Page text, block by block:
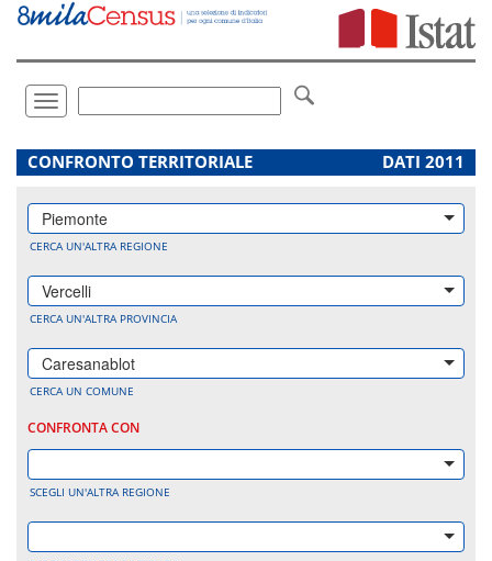
Vai
direttamente
Toggle
navigation
.
CONFRONTO TERRITORIALE DATI 2011
Piemonte
CERCA UN'ALTRA REGIONE
Vercelli
CERCA UN'ALTRA PROVINCIA
Caresanablot
CERCA UN COMUNE
CONFRONTA CON
SCEGLI UN'ALTRA REGIONE